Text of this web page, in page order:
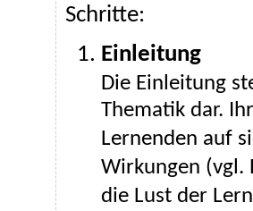
Schritte:
Einleitung
Die Einleitung
Thematik dar.
Lernenden auf
Wirkungen (vgl.
die Lust der